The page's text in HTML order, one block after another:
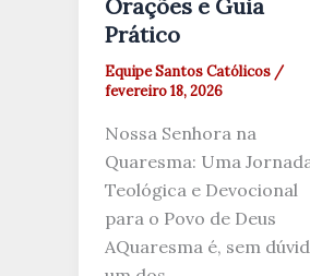
Orações e Guia
Prático
Equipe Santos Católicos /
fevereiro 18, 2026
Nossa Senhora na
Quaresma: Uma
Teológica e Devocional
para o Povo de Deus
AQuaresma é, sem